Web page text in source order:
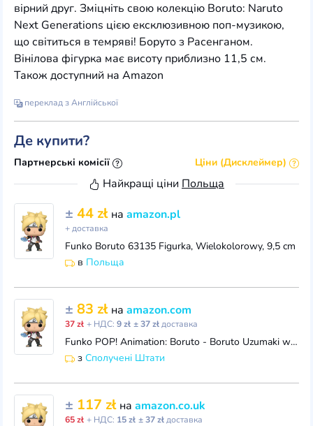
вірний друг. Зміцніть свою колекцію Boruto: Naruto
Next Generations цією ексклюзивною поп-музикою,
що світиться в темряві! Боруто з Расенганом.
Вінілова фігурка має висоту приблизно 11,5 см.
Також доступний на Amazon
переклад з Англійської
Де купити?
Партнерські комісії Ціни (Дисклеймер)
Найкращі ціни Польща
± 44 zł на amazon.pl
+ доставка
Funko Boruto 63135 Figurka, Wielokolorowy, 9,5 cm
в Польща
± 83 zł на amazon.com
37 zł + НДС: 9 zł ± 37 złдоставка
Funko POP! Animation: Boruto - Boruto Uzumaki with Ransengan - Glow in The Dark - Boruto: Naruto Next Generations - Collectable Vinyl Figure - Gift Id
з Сполучені Штати
± 117 zł на amazon.co.uk
65 zł + НДС: 15 zł ± 37 złдоставка